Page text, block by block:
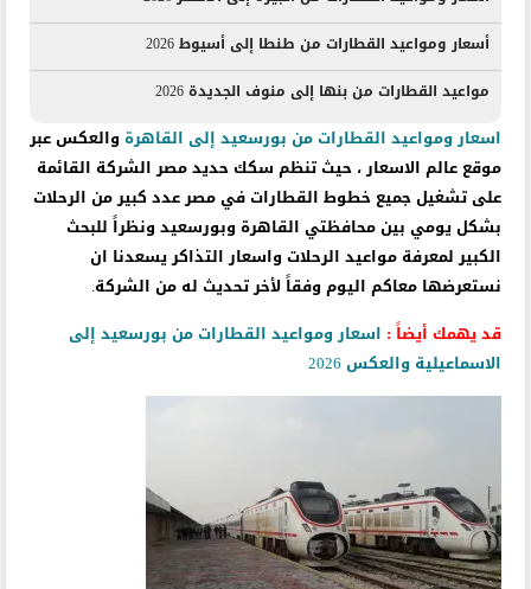
أسعار ومواعيد القطارات من طنطا إلى أسيوط 2026
مواعيد القطارات من بنها إلى منوف الجديدة 2026
اسعار ومواعيد القطارات من بورسعيد إلى القاهرة والعكس عبر
موقع عالم الاسعار ، حيث تنظم سكك حديد مصر الشركة القائمة
على تشغيل جميع خطوط القطارات في مصر عدد كبير من الرحلات
بشكل يومي بين محافظتي القاهرة وبورسعيد ونظراً للبحث
الكبير لمعرفة مواعيد الرحلات واسعار التذاكر يسعدنا ان
نستعرضها معاكم اليوم وفقاً لأخر تحديث له من الشركة.
قد يهمك أيضاً : اسعار ومواعيد القطارات من بورسعيد إلى
الاسماعيلية والعكس 2026